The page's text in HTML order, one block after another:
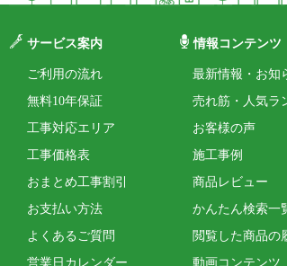
サービス案内
ご利用の流れ
無料10年保証
工事対応エリア
工事価格表
おまとめ工事割引
お支払い方法
よくあるご質問
営業日カレンダー
情報コンテンツ
最新情報・お知
売れ筋・人気ラ
お客様の声
施工事例
商品レビュー
かんたん検索一
閲覧した商品の
動画コンテンツ